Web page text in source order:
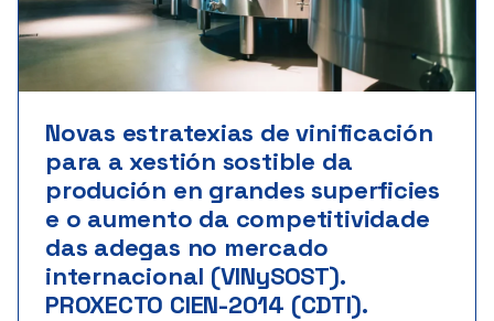
Novas estratexias de vinificación
para a xestión sostible da
produción en grandes superficies
e o aumento da competitividade
das adegas no mercado
internacional (VINySOST).
PROXECTO CIEN-2014 (CDTI).